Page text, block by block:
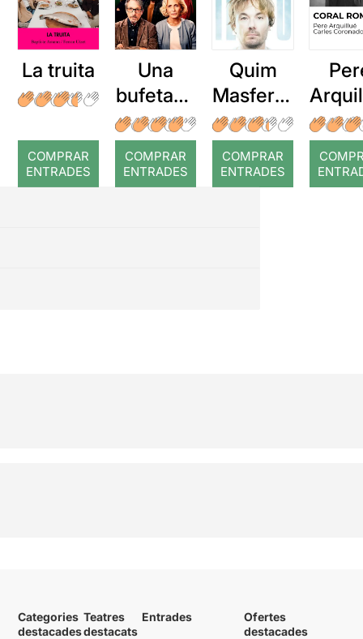
La truita
COMPRAR
ENTRADES
Una
bufetada
a temps
COMPRAR
ENTRADES
Quim
Masferre
r: Temps
COMPRAR
ENTRADES
:
Categories
destacades
Teatres
destacats
Entrades
Ofertes
destacades